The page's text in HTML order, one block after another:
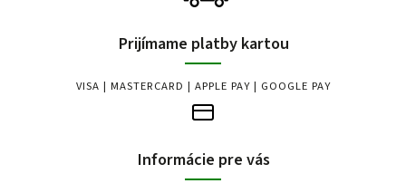
Prijímame platby kartou
VISA | MASTERCARD | APPLE PAY | GOOGLE PAY
Informácie pre vás